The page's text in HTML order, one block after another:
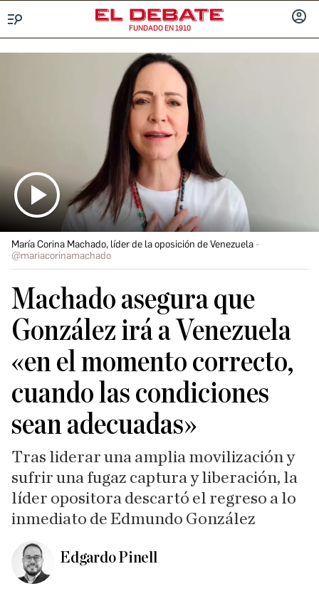
FUNDADO EN 1910
María Corina Machado, líder de la oposición de Venezuela
@mariacorinamachado
Machado asegura que
González irá a Venezuela
«en el momento correcto,
cuando las condiciones
sean adecuadas»
Tras liderar una amplia movilización y
sufrir una fugaz captura y liberación, la
líder opositora descartó el regreso a lo
inmediato de Edmundo González
Edgardo Pinell